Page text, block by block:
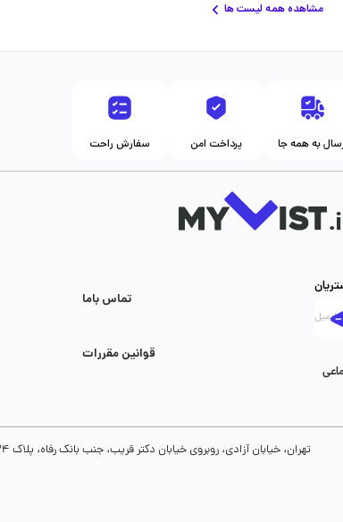
مشاهده همه لیست ها
سفارش راحت پرداخت امن به همه جا
تماس با‌ما
قوانین مقررات
تهران، خیابان آزادی، روبروی خیابان دکتر قریب، جنب بانک رفاه، پلاک 134، طبقه سوم، واحد 18، پلت فرم مای لیست